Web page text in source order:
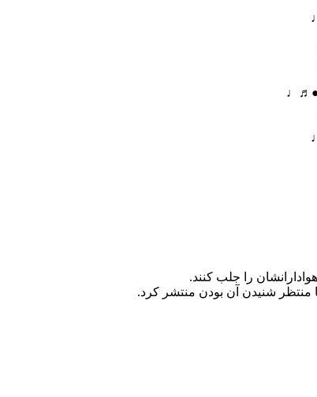
●♬♩
را جلب کنند.
منتظر شنیدن آن بودن منتشر کرد.